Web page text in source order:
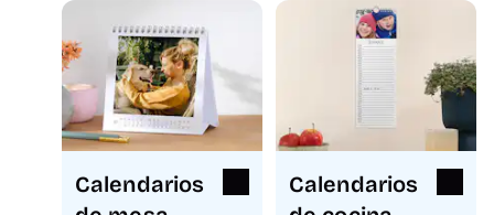
Calendarios
Calendarios